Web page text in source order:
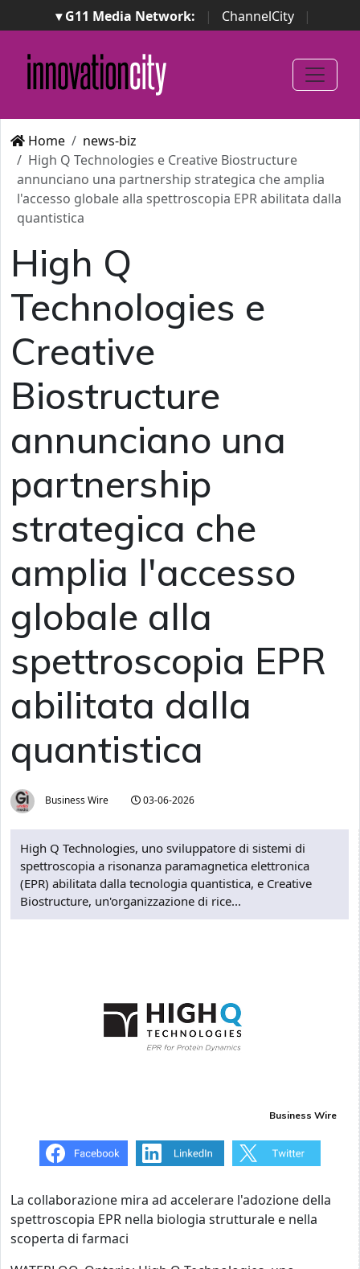
▾ G11 Media Network: | ChannelCity
|
ImpresaCity | SecurityOpenLab | Italian Channel
Awards
Italian Project Awards
Italian Security
Awards
Home
news-biz
High Q Technologies e Creative Biostructure
annunciano una partnership strategica che amplia
l'accesso globale alla spettroscopia EPR abilitata dalla
quantistica
High Q
Technologies e
Creative
Biostructure
annunciano una
partnership
strategica che
amplia l'accesso
globale alla
spettroscopia EPR
abilitata dalla
quantistica
Business Wire 03-06-2026
High Q Technologies, uno sviluppatore di sistemi di
spettroscopia a risonanza paramagnetica elettronica
(EPR) abilitata dalla tecnologia quantistica, e Creative
Biostructure, un'organizzazione di rice...
Business Wire
La collaborazione mira ad accelerare l'adozione della
spettroscopia EPR nella biologia strutturale e nella
scoperta di farmaci